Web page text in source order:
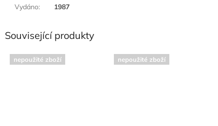
Vydáno: 1987
Související produkty
nepoužité zboží nepoužité zboží